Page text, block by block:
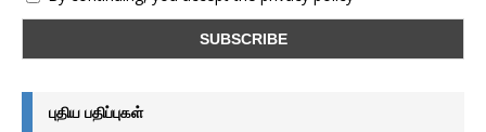
புதிய பதிப்புகள்